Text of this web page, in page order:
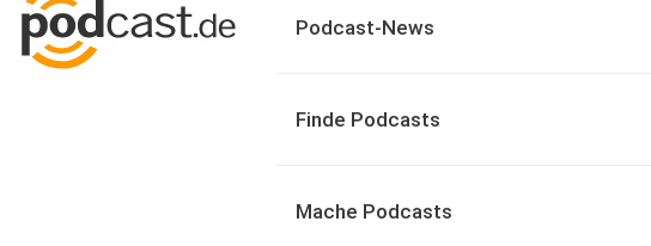
Podcast-News
Finde Podcasts
Mache Podcasts